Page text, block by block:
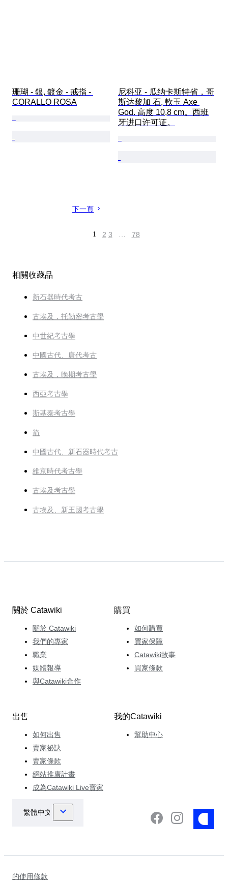
珊瑚 - 銀, 鍍金 - 戒指 -
CORALLO ROSA
尼科亚 - 瓜纳卡斯特省，哥
斯达黎加 石, 軟玉 Axe
God. 高度 10,8 cm。西班
牙进口许可证。
下一頁
1 2 3 … 78
相關收藏品
新石器時代考古
古埃及，托勒密考古學
中世紀考古學
中國古代、唐代考古
古埃及，晚期考古學
西亞考古學
斯基泰考古學
箭
中國古代、新石器時代考古
維京時代考古學
古埃及考古學
古埃及、新王國考古學
關於 Catawiki
關於 Catawiki
我們的專家
職業
媒體報導
與Catawiki合作
購買
如何購買
買家保障
Catawiki故事
買家條款
出售
如何出售
賣家祕訣
賣家條款
網站推廣計畫
成為Catawiki Live賣家
我的Catawiki
幫助中心
的使用條款